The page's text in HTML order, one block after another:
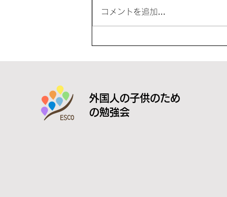
コメントを追加…
外国人の子供のため
の勉強会